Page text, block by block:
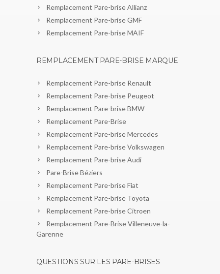
Remplacement Pare-brise Allianz
Remplacement Pare-brise GMF
Remplacement Pare-brise MAIF
REMPLACEMENT PARE-BRISE MARQUE
Remplacement Pare-brise Renault
Remplacement Pare-brise Peugeot
Remplacement Pare-brise BMW
Remplacement Pare-Brise
Remplacement Pare-brise Mercedes
Remplacement Pare-brise Volkswagen
Remplacement Pare-brise Audi
Pare-Brise Béziers
Remplacement Pare-brise Fiat
Remplacement Pare-brise Toyota
Remplacement Pare-brise Citroen
Remplacement Pare-Brise Villeneuve-la-
Garenne
QUESTIONS SUR LES PARE-BRISES